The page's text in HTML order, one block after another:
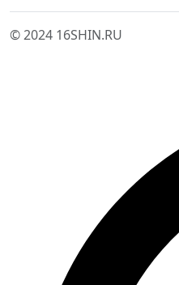
© 2024 16SHIN.RU